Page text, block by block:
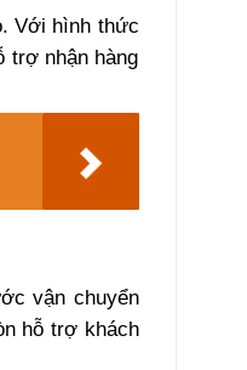
Với hình thức
trợ nhận hàng
vận chuyển
hỗ trợ khách